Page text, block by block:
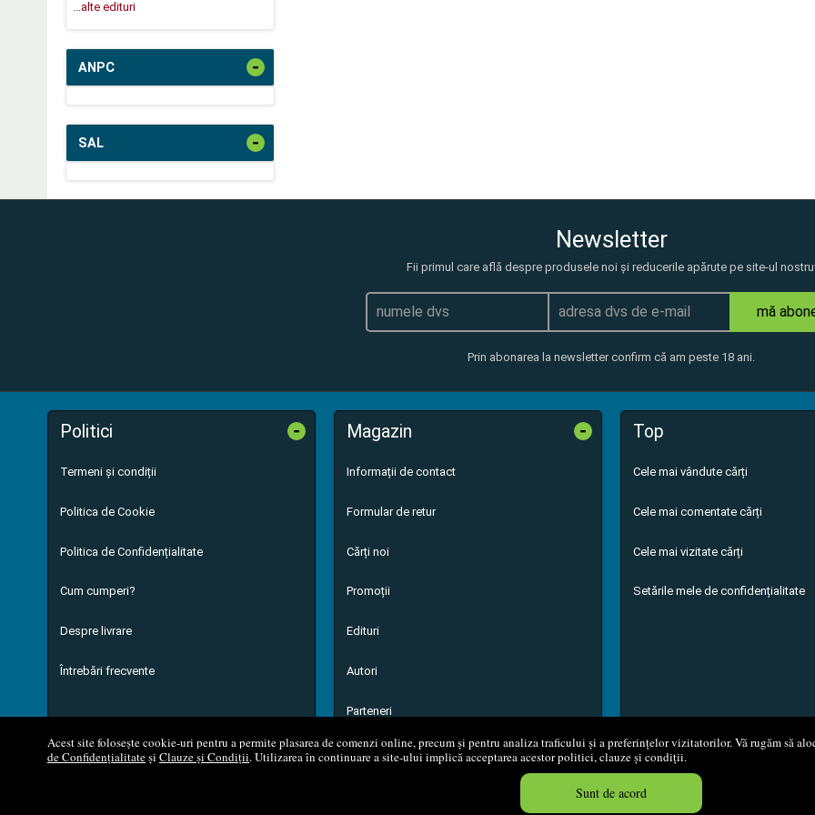
Acest site folosește cookie-uri pentru a permite plasarea de comenzi online, precum și pentru analiza traficului și a preferințelor vizitatorilor. Vă rugăm să
de Confidențialitateși Clauze și Condiții. Utilizarea în continuare a site-ului implică acceptarea acestor politici, clauze și condiții.
Sunt de acord
...alte edituri
ANPC -
SAL -
Newsletter
Fii primul care află despre produsele noi și reducerile apărute pe site-ul nostru!
mă
Prin abonarea la newsletter confirm că am peste 18 ani.
Politici -
Termeni și condiții
Politica de Cookie
Politica de Confidențialitate
Cum cumperi?
Despre livrare
Întrebări frecvente
Magazin -
Informații de contact
Formular de retur
Cărți noi
Promoții
Edituri
Autori
Parteneri
Top
Cele mai vândute cărți
Cele mai comentate cărți
Cele mai vizitate cărți
Setările mele de confidențialitate
© 2008 - 2026 S.C. M.G. Net Distribution S.R.L. Magazin online
Created in 0.0539 sec